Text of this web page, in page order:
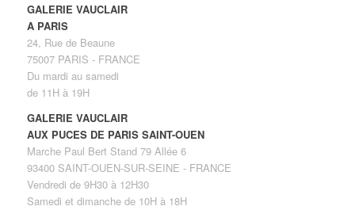
GALERIE VAUCLAIR
A PARIS
24, Rue de Beaune
75007 PARIS - FRANCE
Du mardi au samedi
de 11H à 19H
GALERIE VAUCLAIR
AUX PUCES DE PARIS SAINT-OUEN
Marche Paul Bert Stand 79 Allée 6
93400 SAINT-OUEN-SUR-SEINE - FRANCE
Vendredi de 9H30 à 12H30
Samedi et dimanche de 10H à 18H